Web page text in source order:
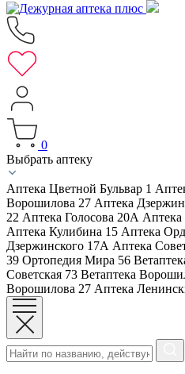
0
Выбрать аптеку
Аптека Цветной Бульвар 1
Ворошилова 27 Аптека
22 Аптека Голосова 20А
Аптека Кулибина 15 Аптека
Дзержинского 17А Аптека
39 Ортопедия Мира 56
Советская 73 Ветаптека
Ворошилова 27 Аптека